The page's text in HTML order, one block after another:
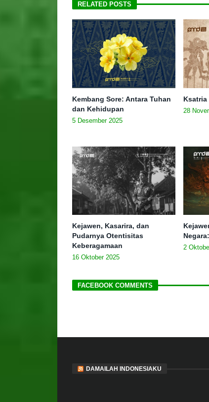
RELATED POSTS
Kembang Sore: Antara Tuhan
dan Kehidupan
5 Desember 2025
Ksatria
28
Kejawen, Kasarira, dan
Pudarnya Otentisitas
Keberagamaan
16 Oktober 2025
2
FACEBOOK COMMENTS
DAMAILAH INDONESIAKU